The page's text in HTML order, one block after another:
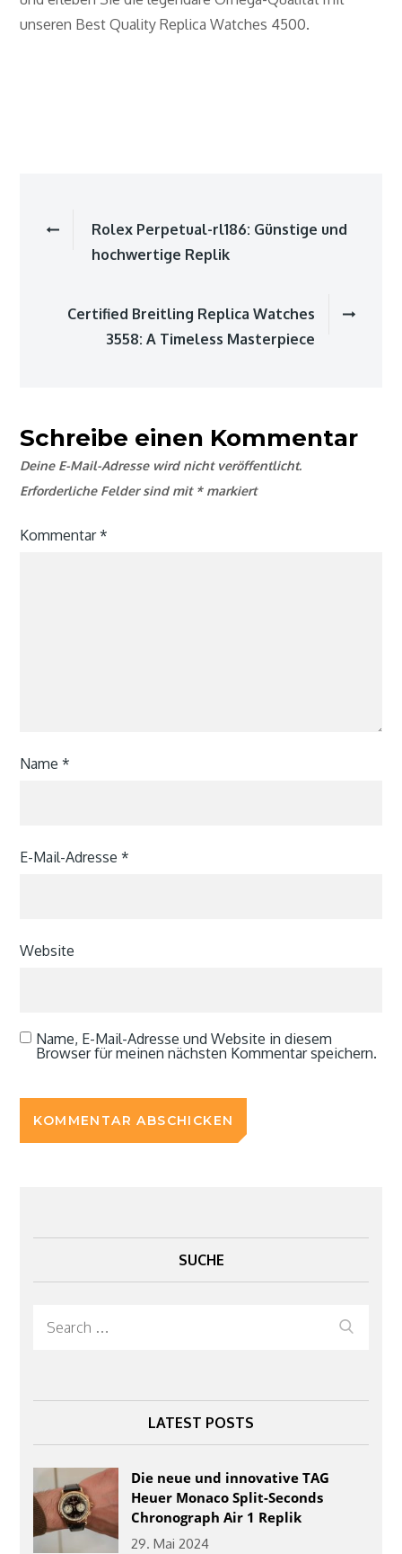
unseren Best Quality Replica Watches 4500.
Rolex Perpetual-rl186: Günstige und
hochwertige Replik
Certified Breitling Replica Watches
3558: A Timeless Masterpiece
Schreibe einen Kommentar
Deine E-Mail-Adresse wird nicht veröffentlicht.
Erforderliche Felder sind mit *markiert
Kommentar*
Name*
E-Mail-Adresse*
Website
Name, E-Mail-Adresse und Website in diesem
Browser für meinen nächsten Kommentar speichern.
SUCHE
Search
LATEST POSTS
Die neue und innovative TAG
Heuer Monaco Split-Seconds
Chronograph Air 1 Replik
29. Mai 2024